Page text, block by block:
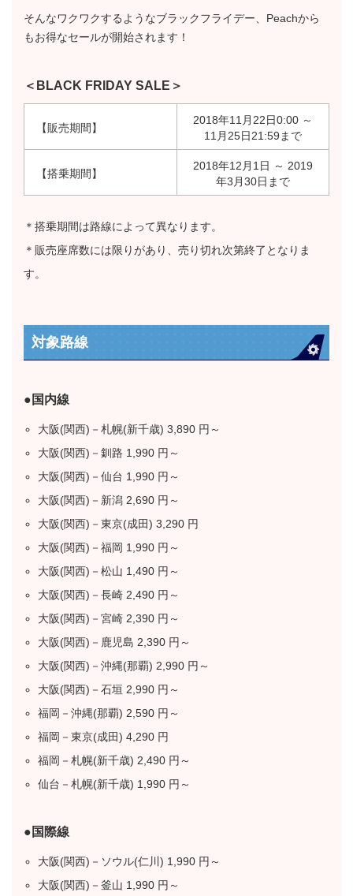
そんなワクワクするようなブラックフライデー、Peachから
もお得なセールが開始されます！
＜BLACK FRIDAY SALE＞
【販売期間】
2018年11月22日0:00 ～
11月25日21:59まで
【搭乗期間】
2018年12月1日 ～ 2019
年3月30日まで
＊搭乗期間は路線によって異なります。
＊販売座席数には限りがあり、売り切れ次第終了となりま
す。
対象路線
●国内線
大阪(関西)－札幌(新千歳) 3,890 円～
大阪(関西)－釧路 1,990 円～
大阪(関西)－仙台 1,990 円～
大阪(関西)－新潟 2,690 円～
大阪(関西)－東京(成田) 3,290 円
大阪(関西)－福岡 1,990 円～
大阪(関西)－松山 1,490 円～
大阪(関西)－長崎 2,490 円～
大阪(関西)－宮崎 2,390 円～
大阪(関西)－鹿児島 2,390 円～
大阪(関西)－沖縄(那覇) 2,990 円～
大阪(関西)－石垣 2,990 円～
福岡－沖縄(那覇) 2,590 円～
福岡－東京(成田) 4,290 円
福岡－札幌(新千歳) 2,490 円～
仙台－札幌(新千歳) 1,990 円～
●国際線
大阪(関西)－ソウル(仁川) 1,990 円～
大阪(関西)－釜山 1,990 円～